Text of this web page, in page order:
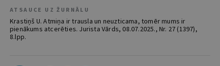
ATSAUCE UZ ŽURNĀLU
Krastiņš U. Atmiņa ir trausla un neuzticama, tomēr mums ir
pienākums atcerēties. Jurista Vārds, 08.07.2025., Nr. 27 (1397),
8.lpp.